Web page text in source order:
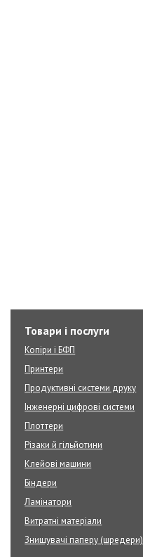
Товари і послуги
Копіри і БФП
Принтери
Продуктивні системи друку
Інженерні цифрові системи
Плоттери
Різаки й гільйотини
Клейові машини
Біндери
Ламінатори
Витратні матеріали
Знищувачі паперу (шредери)